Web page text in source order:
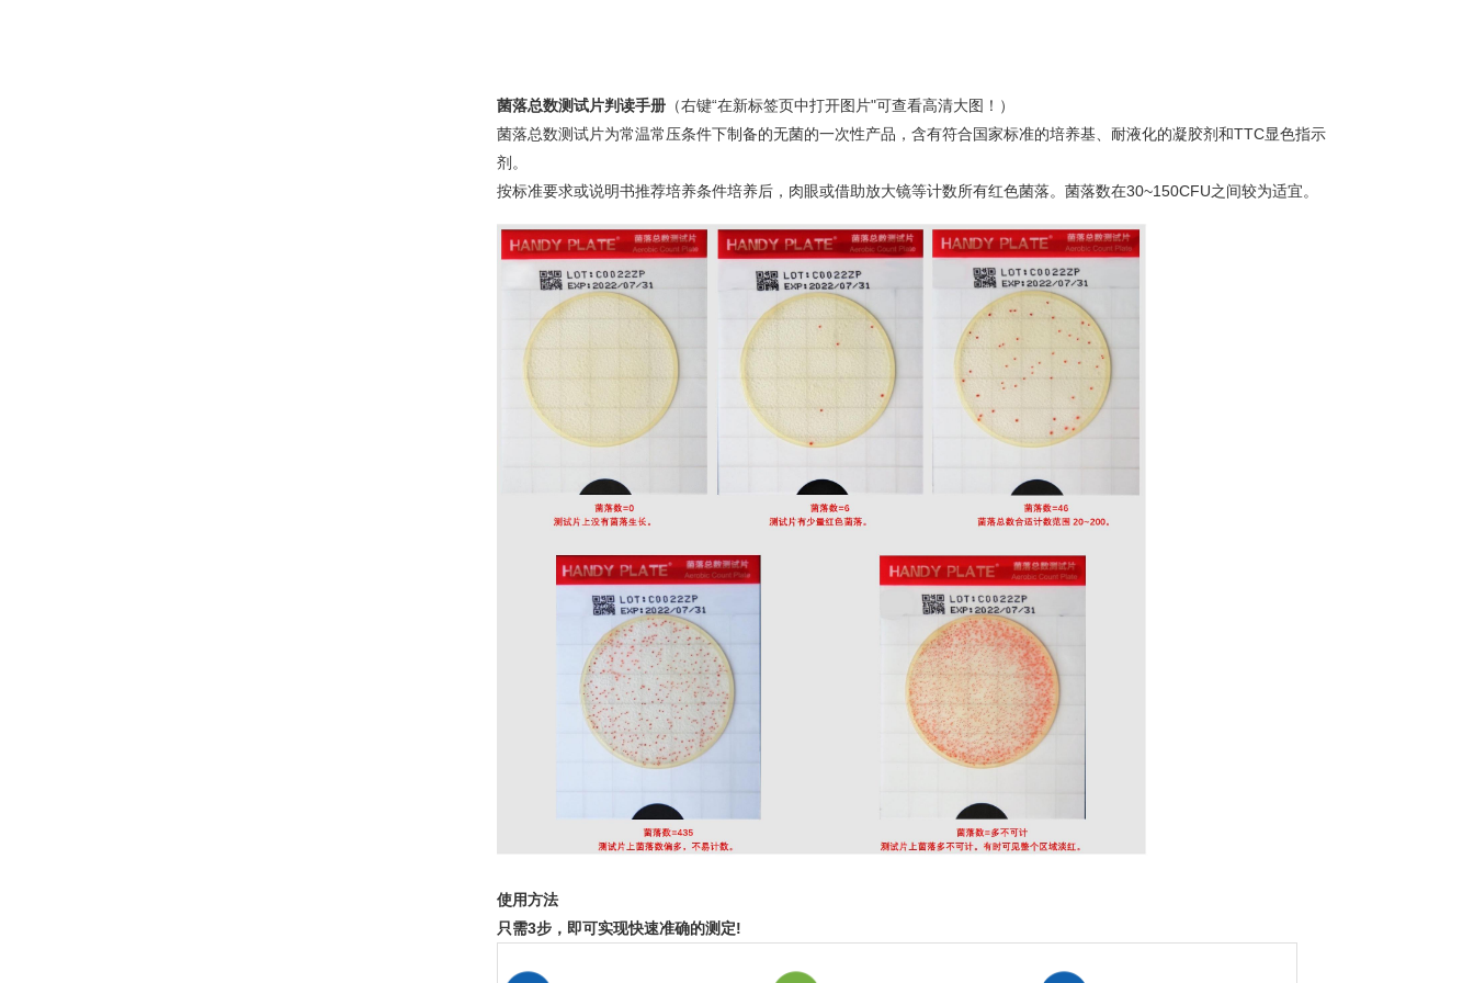
菌落总数测试片判读手册 （右键“在新标签页中打开图片"可查看高清大图！）
菌落总数测试片为常温常压条件下制备的无菌的一次性产品，含有符合国家标准的培养基、耐液化的凝胶剂和TTC显色指示
剂。
按标准要求或说明书推荐培养条件培养后，肉眼或借助放大镜等计数所有红色菌落。菌落数在30~150CFU之间较为适宜。
使⽤⽅法
只需3步，即可实现快速准确的测定!